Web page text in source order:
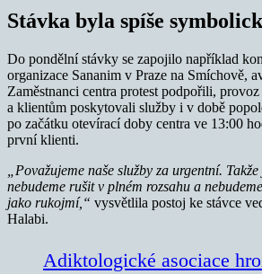
Stávka byla spíše
Do pondělní stávky se zapojilo například
organizace Sananim v Praze na Smíchově,
Zaměstnanci centra protest podpořili,
a klientům poskytovali služby i v době
po začátku otevírací doby centra ve 13:00
první klienti.
„Považujeme naše služby za urgentní.
nebudeme rušit v plném rozsahu a
jako rukojmí,“ vysvětlila postoj ke stávce
Halabi.
Adiktologické asociace